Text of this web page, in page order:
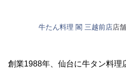
牛たん料理 閣 三越前店店舗
創業1988年、仙台に牛タン料理